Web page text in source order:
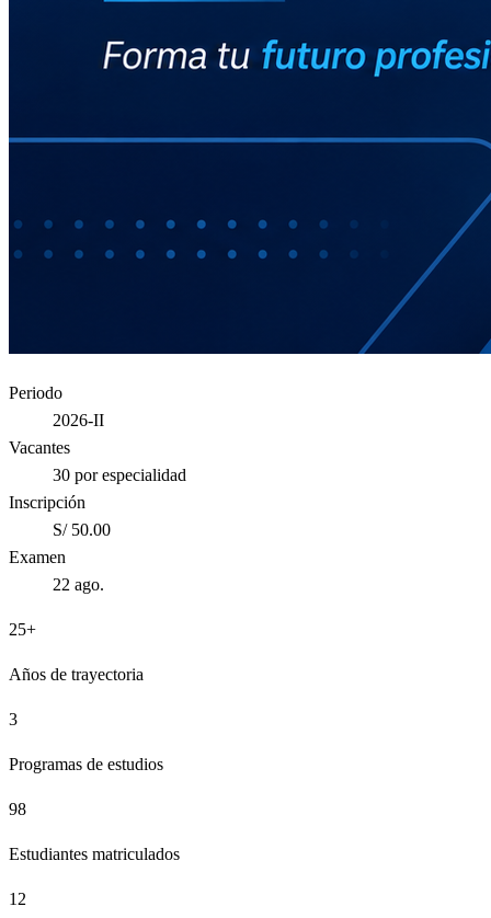
Periodo
2026-II
Vacantes
30 por especialidad
Inscripción
S/ 50.00
Examen
22 ago.
25+
Años de trayectoria
3
Programas de estudios
98
Estudiantes matriculados
12